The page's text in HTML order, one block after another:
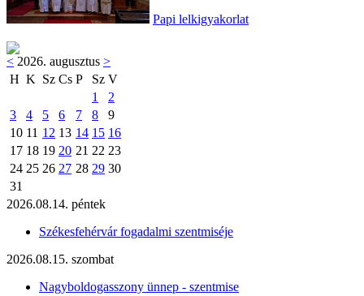
Papi lelkigyakorlat
< 2026. augusztus >
H K Sz Cs P Sz V
1
2
3
4 5 6 7 8
9
10 11 12 13 14 15 16
17 18 19 20 21 22 23
24 25 26 27 28 29 30
31
2026.08.14. péntek
Székesfehérvár fogadalmi szentmiséje
2026.08.15. szombat
Nagyboldogasszony ünnep - szentmise